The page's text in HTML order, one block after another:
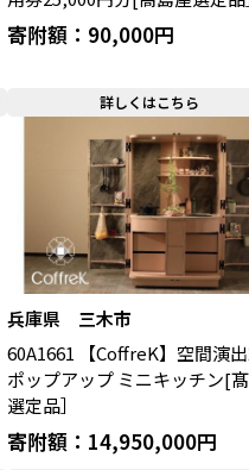
寄附額：90,000円
詳しくはこちら
兵庫県 三木市
60A1661 【CoffreK】空間演
ポップアップ ミニキッチン[
選定品］
寄附額：14,950,000円